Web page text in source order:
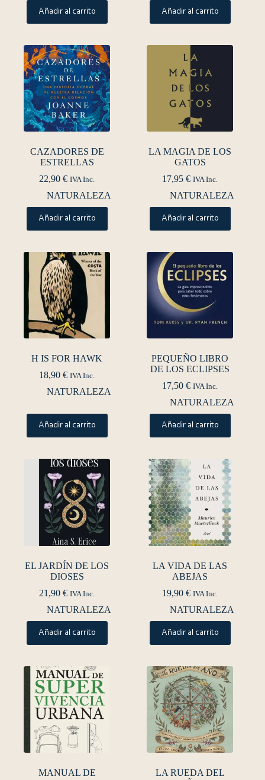
Añadir al carrito Añadir al carrito
CAZADORES DE
ESTRELLAS
22,90€ IVA Inc.
NATURALEZA
Añadir al carrito
LA MAGIA DE LOS
GATOS
17,95€ IVA Inc.
NATURALEZA
Añadir al carrito
H IS FOR HAWK
18,90€ IVA Inc.
NATURALEZA
Añadir al carrito
PEQUEÑO LIBRO
DE LOS ECLIPSES
17,50€ IVA Inc.
NATURALEZA
Añadir al carrito
EL JARDÍN DE LOS
DIOSES
21,90€ IVA Inc.
NATURALEZA
Añadir al carrito
LA VIDA DE LAS
ABEJAS
19,90€ IVA Inc.
NATURALEZA
Añadir al carrito
MANUAL DE
LA RUEDA DEL